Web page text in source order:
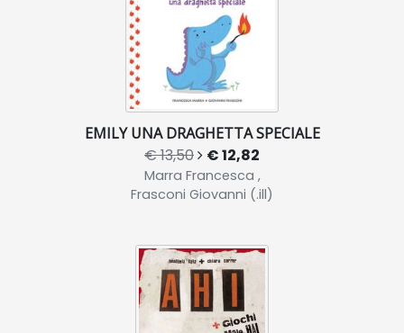
EMILY UNA DRAGHETTA SPECIALE
€ 13,50 € 12,82
Marra Francesca ,
Frasconi Giovanni (.ill)